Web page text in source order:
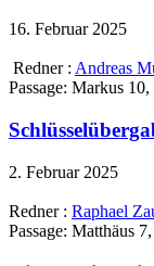
16. Februar 2025
Redner : Andreas
Passage: Markus 10,
2. Februar 2025
Redner : Raphael
Passage: Matthäus